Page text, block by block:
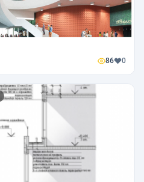
86 0